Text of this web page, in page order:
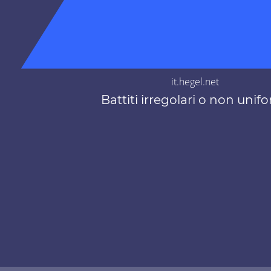
it.hegel.net
Battiti irregolari o non